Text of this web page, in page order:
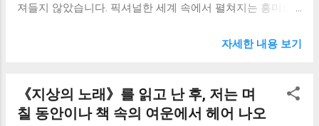
는 방식이라고 생각했습니다. 저는 루크를 통해, 우리가 자신
리에게 되돌아온다는 것을 깨달았습니다. 마치 억눌린 압력
에 시달린 적이 있었습니다. 대학 입시의 스트레스, 인간관계
의 어려움, 미래에 대한 불확실성 등은 저를 끊임없이 괴롭혔
져들지 않았습니다. 픽셔널한 세계 속에서 펼쳐지는 흥미로
파르투의 여정을 통해 제 자신의 삶을 되돌아보고, 앞으로 나
도의 신비로운 풍경, 중국의 활기찬 거리, 미국의 웅장한 자연
등 다채로운 배경과 극적인 상황들이 쉴 새 없이 펼쳐집니다.
자세한 내용 보기
《지상의 노래》를 읽고 난 후, 저는 며
칠 동안이나 책 속의 여운에서 헤어 나오